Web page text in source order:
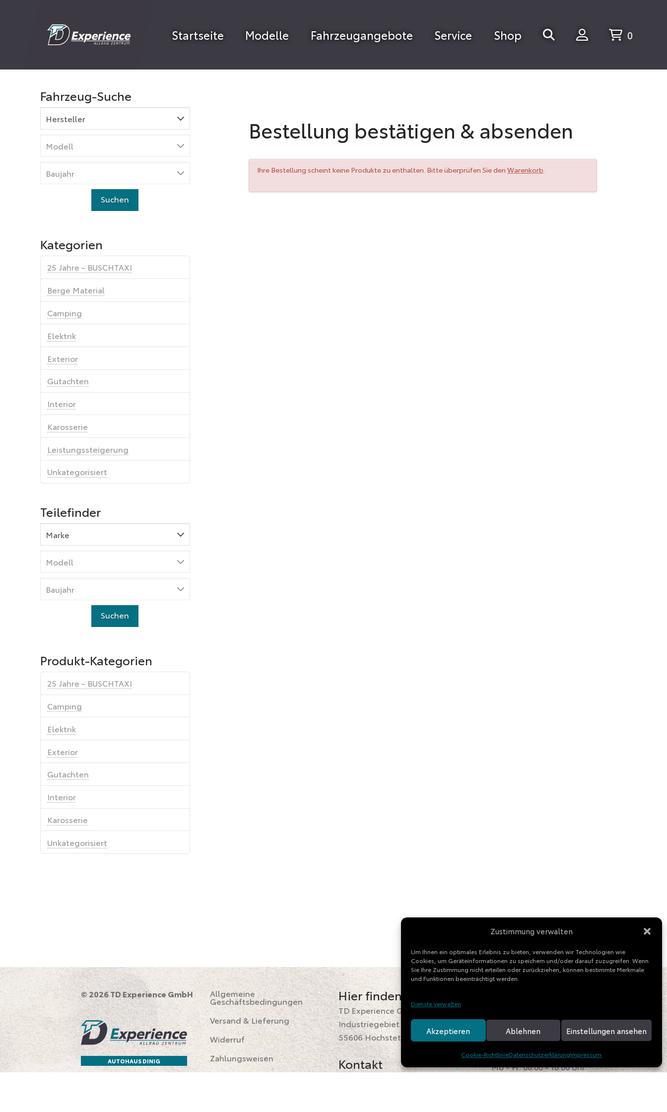
Zustimmung verwalten
Um Ihnen ein optimales Erlebnis zu bieten, verwenden wir Technologien wie
Cookies, um Geräteinformationen zu speichern und/oder darauf zuzugreifen. Wenn
Sie Ihre Zustimmung nicht erteilen oder zurückziehen, können bestimmte Merkmale
und Funktionen beeinträchtigt werden.
Dienste verwalten
Akzeptieren Ablehnen Einstellungen ansehen
Cookie-RichtlinieDatenschutzerklärungImpressum
Startseite Modelle Fahrzeugangebote Service Shop 0
Bestellung bestätigen & absenden
Ihre Bestellung scheint keine Produkte zu enthalten. Bitte überprüfen Sie denWarenkorb.
Fahrzeug-Suche
Kategorien
25 Jahre - BUSCHTAXI
Berge Material
Camping
Elektrik
Exterior
Gutachten
Interior
Karosserie
Leistungssteigerung
Unkategorisiert
Teilefinder
Produkt-Kategorien
25 Jahre - BUSCHTAXI
Camping
Elektrik
Exterior
Gutachten
Interior
Karosserie
Unkategorisiert
© 2026 TD Experience GmbH
AUTOHAUS DINIG
Allgemeine
Geschäftsbedingungen
Versand & Lieferung
Widerruf
Zahlungsweisen
Hier finden Sie uns:
TD Experience GmbH
Industriegebiet 4
55606 Hochstetten-Dhaun
Kontakt
Mo - Fr: 09.00 - 18.00 Uhr
Service / Kundendienst
Mo - Fr: 08.00 - 18.00 Uhr